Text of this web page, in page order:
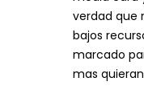
verdad que
bajos
marcado
mas